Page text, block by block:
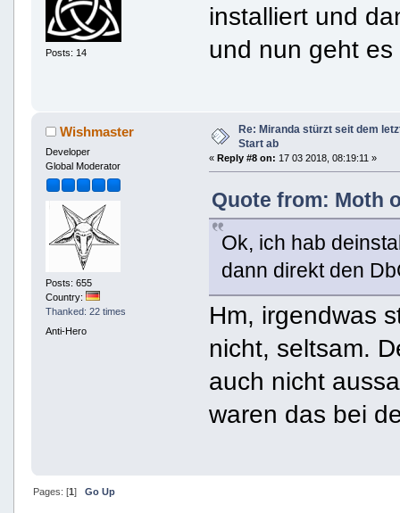
Posts: 14
installiert und
und nun geht es
Wishmaster
Developer
Global Moderator
Posts: 655
Country:
Thanked: 22 times
Anti-Hero
Re: Miranda stürzt seit dem
Start ab
«Reply #8 on: 17 03 2018, 08:19:11 »
Quote from: Moth
Ok, ich hab
dann direkt den
Hm, irgendwas
nicht, seltsam.
auch nicht
waren das bei
Pages: [1] Go Up